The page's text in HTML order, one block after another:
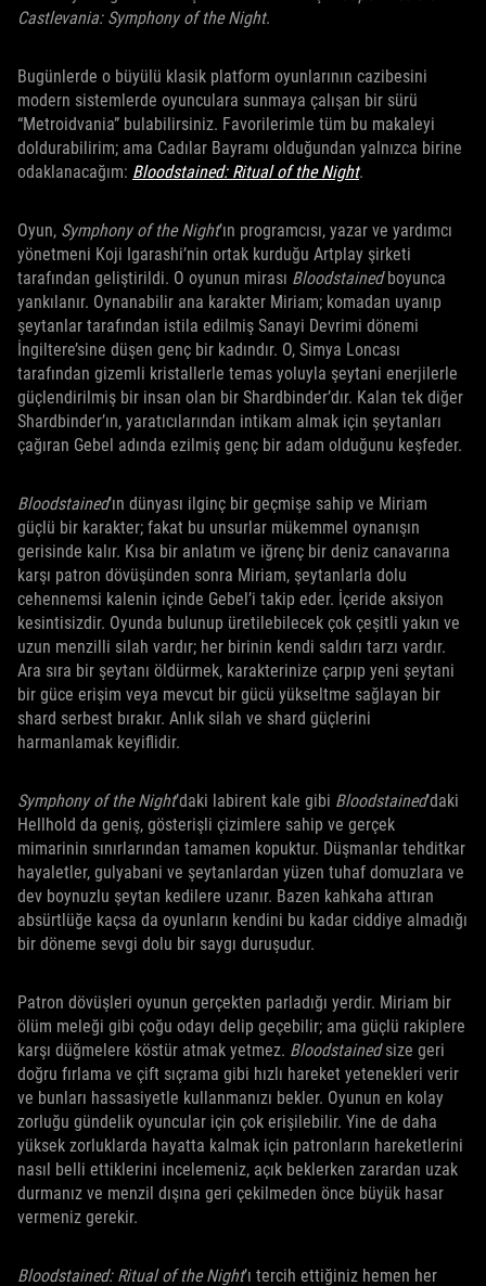
Castlevania: Symphony of the Night.
Bugünlerde o büyülü klasik platform oyunlarının cazibesini
modern sistemlerde oyunculara sunmaya çalışan bir sürü
“Metroidvania” bulabilirsiniz. Favorilerimle tüm bu makaleyi
doldurabilirim; ama Cadılar Bayramı olduğundan yalnızca birine
odaklanacağım: Bloodstained: Ritual of the Night.
Oyun, Symphony of the Night’ın programcısı, yazar ve yardımcı
yönetmeni Koji Igarashi’nin ortak kurduğu Artplay şirketi
tarafından geliştirildi. O oyunun mirası Bloodstainedboyunca
yankılanır. Oynanabilir ana karakter Miriam; komadan uyanıp
şeytanlar tarafından istila edilmiş Sanayi Devrimi dönemi
İngiltere’sine düşen genç bir kadındır. O, Simya Loncası
tarafından gizemli kristallerle temas yoluyla şeytani enerjilerle
güçlendirilmiş bir insan olan bir Shardbinder’dır. Kalan tek diğer
Shardbinder’ın, yaratıcılarından intikam almak için şeytanları
çağıran Gebel adında ezilmiş genç bir adam olduğunu keşfeder.
Bloodstained’ın dünyası ilginç bir geçmişe sahip ve Miriam
güçlü bir karakter; fakat bu unsurlar mükemmel oynanışın
gerisinde kalır. Kısa bir anlatım ve iğrenç bir deniz canavarına
karşı patron dövüşünden sonra Miriam, şeytanlarla dolu
cehennemsi kalenin içinde Gebel’i takip eder. İçeride aksiyon
kesintisizdir. Oyunda bulunup üretilebilecek çok çeşitli yakın ve
uzun menzilli silah vardır; her birinin kendi saldırı tarzı vardır.
Ara sıra bir şeytanı öldürmek, karakterinize çarpıp yeni şeytani
bir güce erişim veya mevcut bir gücü yükseltme sağlayan bir
shard serbest bırakır. Anlık silah ve shard güçlerini
harmanlamak keyiflidir.
Symphony of the Night’daki labirent kale gibi Bloodstained’daki
Hellhold da geniş, gösterişli çizimlere sahip ve gerçek
mimarinin sınırlarından tamamen kopuktur. Düşmanlar tehditkar
hayaletler, gulyabani ve şeytanlardan yüzen tuhaf domuzlara ve
dev boynuzlu şeytan kedilere uzanır. Bazen kahkaha attıran
absürtlüğe kaçsa da oyunların kendini bu kadar ciddiye almadığı
bir döneme sevgi dolu bir saygı duruşudur.
Patron dövüşleri oyunun gerçekten parladığı yerdir. Miriam bir
ölüm meleği gibi çoğu odayı delip geçebilir; ama güçlü rakiplere
karşı düğmelere köstür atmak yetmez. Bloodstainedsize geri
doğru fırlama ve çift sıçrama gibi hızlı hareket yetenekleri verir
ve bunları hassasiyetle kullanmanızı bekler. Oyunun en kolay
zorluğu gündelik oyuncular için çok erişilebilir. Yine de daha
yüksek zorluklarda hayatta kalmak için patronların hareketlerini
nasıl belli ettiklerini incelemeniz, açık beklerken zarardan uzak
durmanız ve menzil dışına geri çekilmeden önce büyük hasar
vermeniz gerekir.
Bloodstained: Ritual of the Night’ı tercih ettiğiniz hemen her